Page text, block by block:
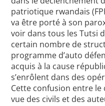
patriotique rwandais
va être porté à son
voir dans tous les Tutsi
certain nombre de
programme d’auto
acquis à la cause
s’enrôlent dans des
Cette confusion entre
vue des civils et des